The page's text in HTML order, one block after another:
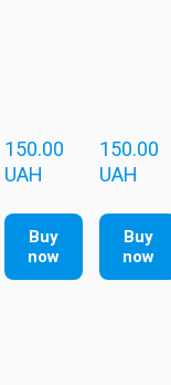
150.00
UAH
Buy
now
150.00
UAH
Buy
now